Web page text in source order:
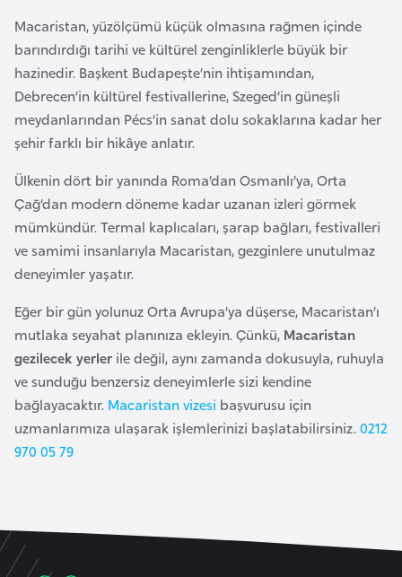
Macaristan, yüzölçümü küçük olmasına rağmen içinde
barındırdığı tarihi ve kültürel zenginliklerle büyük bir
hazinedir. Başkent Budapeşte’nin ihtişamından,
Debrecen’in kültürel festivallerine, Szeged’in güneşli
meydanlarından Pécs’in sanat dolu sokaklarına kadar her
şehir farklı bir hikâye anlatır.
Ülkenin dört bir yanında Roma’dan Osmanlı’ya, Orta
Çağ’dan modern döneme kadar uzanan izleri görmek
mümkündür. Termal kaplıcaları, şarap bağları, festivalleri
ve samimi insanlarıyla Macaristan, gezginlere unutulmaz
deneyimler yaşatır.
Eğer bir gün yolunuz Orta Avrupa’ya düşerse, Macaristan’ı
mutlaka seyahat planınıza ekleyin. Çünkü, Macaristan
gezilecek yerler ile değil, aynı zamanda dokusuyla, ruhuyla
ve sunduğu benzersiz deneyimlerle sizi kendine
bağlayacaktır. Macaristan vizesi başvurusu için
uzmanlarımıza ulaşarak işlemlerinizi başlatabilirsiniz. 0212
970 05 79
E
t
i
y
o
p
y
a
F
l
d
i
ş
i
S
a
l